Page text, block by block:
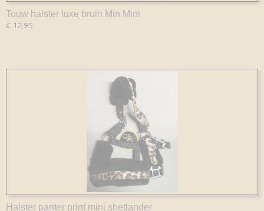
Touw halster luxe bruin Min Mini
€ 12,95
Halster panter print mini shetlander